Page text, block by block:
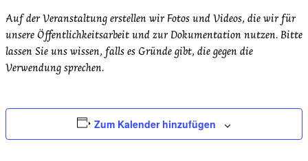
Auf der Veranstaltung erstellen wir Fotos und Videos, die wir für
unsere Öffentlichkeitsarbeit und zur Dokumentation nutzen. Bitte
lassen Sie uns wissen, falls es Gründe gibt, die gegen die
Verwendung sprechen.
Zum Kalender hinzufügen